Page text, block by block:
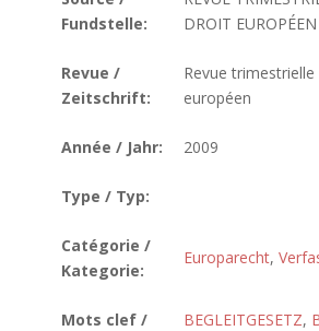
Fundstelle:
DROIT
Revue /
Zeitschrift:
Revue
européen
Année / Jahr: 2009
Type / Typ:
Catégorie /
Kategorie:
Europarecht,
Mots clef /
BEGLEITGESETZ,